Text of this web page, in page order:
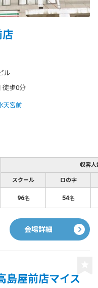
店
ル
徒歩0分
天宮前
収容人
スクール ロの字
96名 54名
会場詳細
島屋前店マイス